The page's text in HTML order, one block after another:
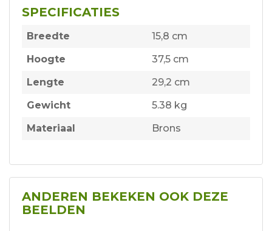
SPECIFICATIES
Breedte
15,8 cm
Hoogte
37,5 cm
Lengte
29,2 cm
Gewicht
5.38 kg
Materiaal
Brons
ANDEREN BEKEKEN OOK DEZE
BEELDEN